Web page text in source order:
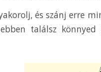
és szánj erre
találsz